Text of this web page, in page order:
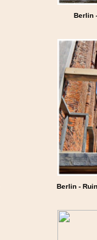
Berlin
Berlin -